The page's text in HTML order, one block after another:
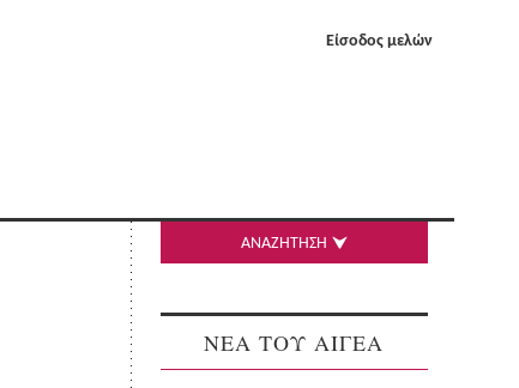
Είσοδος μελών
ΑΝΑΖΗΤΗΣΗ
ΝΕΑ ΤΟΥ ΑΙΓΕΑ